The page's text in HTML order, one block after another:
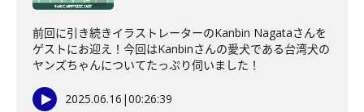
前回に引き続きイラストレーターのKanbin Nagataさんを
ゲストにお迎え！今回はKanbinさんの愛犬である台湾犬の
ヤンズちゃんについてたっぷり伺いました！
2025.06.16 |00:26:39